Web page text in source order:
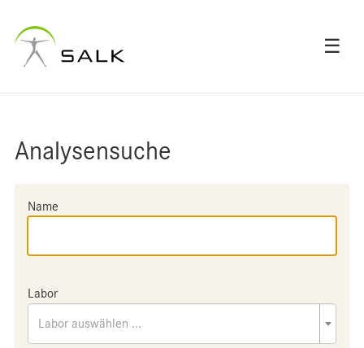
☰
Analysensuche
Name
Labor
Labor auswählen ...